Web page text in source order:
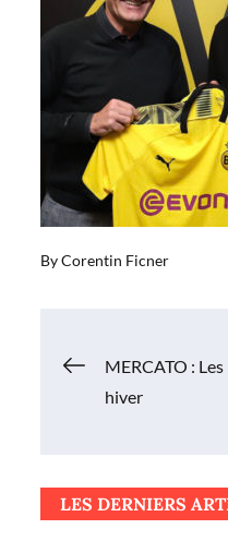
ByCorentin Ficner
l’article
MERCATO :
hiver
LES DERNIERS